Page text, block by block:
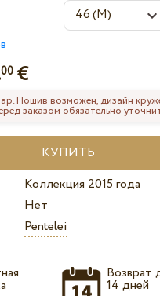
00€
Пошив возможен, дизайн
заказом обязательно
Коллекция 2015 года
Нет
Pentelei
Возврат
14 дней